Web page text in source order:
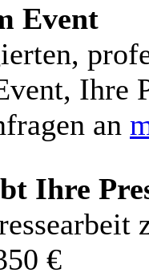
Event
Ihre
an
Ihre
€